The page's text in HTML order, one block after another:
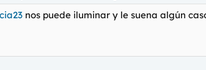
nos puede iluminar y le suena algún